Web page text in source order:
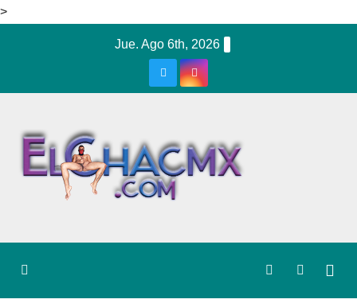
>
Jue. Ago 6th, 2026